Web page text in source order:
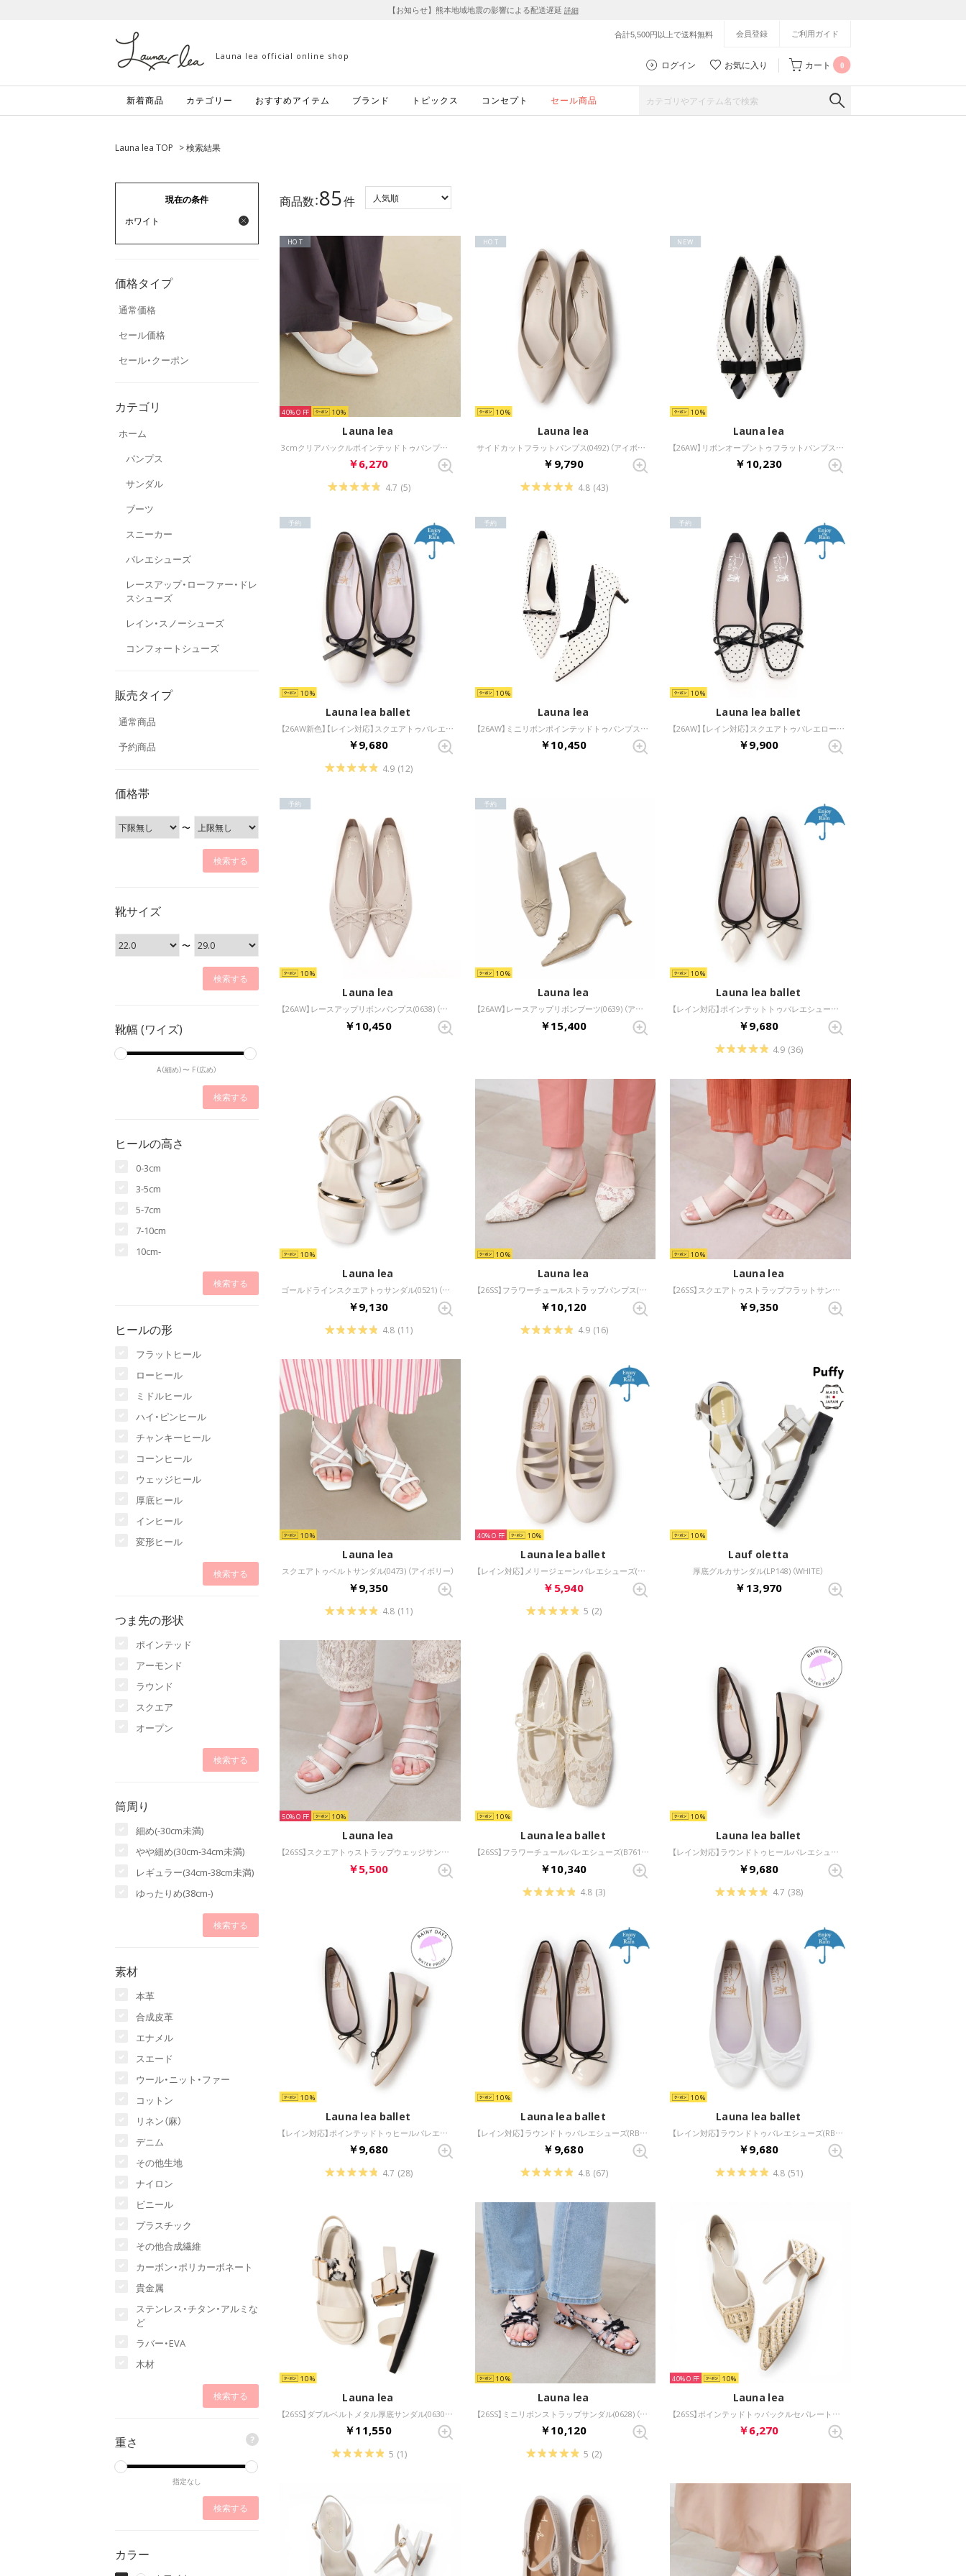
【お知らせ】熊本地域地震の影響による配送遅延 詳細
Launa lea official online shop
合計5,500円以上で送料無料 会員登録 ご利用ガイド
ログイン お気に入り カート 0
新着商品 カテゴリー おすすめアイテム ブランド トピックス コンセプト セール商品
Launa lea TOP > 検索結果
現在の条件
ホワイト
価格タイプ
通常価格
セール価格
セール・クーポン
カテゴリ
ホーム
パンプス
サンダル
ブーツ
スニーカー
バレエシューズ
レースアップ・ローファー・ドレ
スシューズ
レイン・スノーシューズ
コンフォートシューズ
販売タイプ
通常商品
予約商品
価格帯
〜
靴サイズ
〜
靴幅 (ワイズ)
A（細め）〜 F（広め）
ヒールの高さ
0-3cm
3-5cm
5-7cm
7-10cm
10cm-
ヒールの形
フラットヒール
ローヒール
ミドルヒール
ハイ・ピンヒール
チャンキーヒール
コーンヒール
ウェッジヒール
厚底ヒール
インヒール
変形ヒール
つま先の形状
ポインテッド
アーモンド
ラウンド
スクエア
オープン
筒周り
細め(-30cm未満)
やや細め(30cm-34cm未満)
レギュラー(34cm-38cm未満)
ゆったりめ(38cm-)
素材
本革
合成皮革
エナメル
スエード
ウール・ニット・ファー
コットン
リネン（麻）
デニム
その他生地
ナイロン
ビニール
プラスチック
その他合成繊維
カーボン・ポリカーボネート
貴金属
ステンレス・チタン・アルミな
ど
ラバー・EVA
木材
重さ ?
指定なし
カラー
商品数：85件
HOT
40% 10
Launa lea
3cmクリアバックルポインテッドトゥパンプス(0590) （ホワイトE）
￥6,270
4.7 (5)
HOT
10
Launa lea
サイドカットフラットパンプス(0492) （アイボリー）
￥9,790
4.8 (43)
NEW
10
Launa lea
【26AW】リボンオープントゥフラットパンプス(0634) （アイボリーZ/C）
￥10,230
予約
10
Launa lea ballet
【26AW新色】【レイン対応】スクエアトゥバレエシューズ(RB7003A) （アイボリー/C）
￥9,680
4.9 (12)
予約
10
Launa lea
【26AW】ミニリボンポインテッドトゥパンプス(0637) （アイボリーZ/C）
￥10,450
予約
10
Launa lea ballet
【26AW】【レイン対応】スクエアトゥバレエローファー(RB8401A) （アイボリーE/C）
￥9,900
予約
10
Launa lea
【26AW】レースアップリボンパンプス(0638) （アイボリーE）
￥10,450
予約
10
Launa lea
【26AW】レースアップリボンブーツ(0639) （アイボリー）
￥15,400
10
Launa lea ballet
【レイン対応】ポインテットトゥバレエシューズ(RB4401A) （アイボリーE/C）
￥9,680
4.9 (36)
10
Launa lea
ゴールドラインスクエアトゥサンダル(0521) （アイボリー）
￥9,130
4.8 (11)
10
Launa lea
【26SS】フラワーチュールストラップパンプス(0600A) （アイボリーZ）
￥10,120
4.9 (16)
10
Launa lea
【26SS】スクエアトゥストラップフラットサンダル(0627) （アイボリー）
￥9,350
10
Launa lea
スクエアトゥベルトサンダル(0473) （アイボリー）
￥9,350
4.8 (11)
40% 10
Launa lea ballet
【レイン対応】メリージェーンバレエシューズ(RB2002) （アイボリー）
￥5,940
5 (2)
10
Lauf oletta
厚底グルカサンダル(LP148) （WHITE）
￥13,970
50% 10
Launa lea
【26SS】スクエアトゥストラップウェッジサンダル(S161) （アイボリー）
￥5,500
10
Launa lea ballet
【26SS】フラワーチュールバレエシューズ(B7612A) （アイボリーZ）
￥10,340
4.8 (3)
10
Launa lea ballet
【レイン対応】ラウンドトゥヒールバレエシューズ(RB5401A) （アイボリーE/C）
￥9,680
4.7 (38)
10
Launa lea ballet
【レイン対応】ポインテッドトゥヒールバレエシューズ(RB9401A) （アイボリーE/C）
￥9,680
4.7 (28)
10
Launa lea ballet
【レイン対応】ラウンドトゥバレエシューズ(RB1401A) （アイボリーE/C）
￥9,680
4.8 (67)
10
Launa lea ballet
【レイン対応】ラウンドトゥバレエシューズ(RB1001A) （ホワイト）
￥9,680
4.8 (51)
10
Launa lea
【26SS】ダブルベルトメタル厚底サンダル(0630) （アイボリーZ/C）
￥11,550
5 (1)
10
Launa lea
【26SS】ミニリボンストラップサンダル(0628) （アイボリーZ/C）
￥10,120
5 (2)
40% 10
Launa lea
【26SS】ポインテッドトゥバックルセパレートパンプス(0623) （アイボリーZ/C）
￥6,270